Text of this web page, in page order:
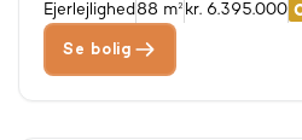
Ejerlejlighed 88 m² kr. 6.395.000
Se bolig